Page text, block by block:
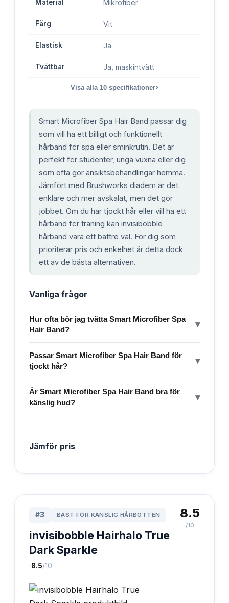
Material Mikrofiber
Färg Vit
Elastisk Ja
Tvättbar Ja, maskintvätt
Visa alla 10 specifikationer›
Smart Microfiber Spa Hair Band passar dig
som vill ha ett billigt och funktionellt
hårband för spa eller sminkrutin. Det är
perfekt för studenter, unga vuxna eller dig
som ofta gör ansiktsbehandlingar hemma.
Jämfört med Brushworks diadem är det
enklare och mer avskalat, men det gör
jobbet. Om du har tjockt hår eller vill ha ett
hårband för träning kan invisibobble
hårband vara ett bättre val. För dig som
prioriterar pris och enkelhet är detta dock
ett av de bästa alternativen.
Vanliga frågor
Hur ofta bör jag tvätta Smart Microfiber Spa
Hair Band?
▾
Passar Smart Microfiber Spa Hair Band för
tjockt hår?
▾
Är Smart Microfiber Spa Hair Band bra för
känslig hud?
▾
Jämför pris
#3 BÄST FÖR KÄNSLIG HÅRBOTTEN
invisibobble Hairhalo True
Dark Sparkle
·8.5/10
8.5
/10